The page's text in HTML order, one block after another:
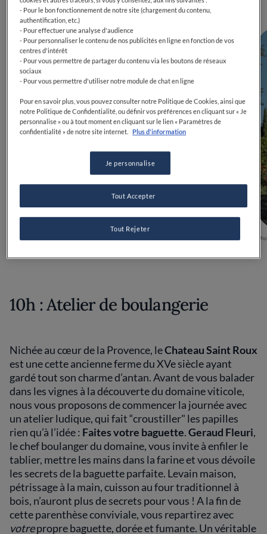
10h : Atelier de boulangerie
Nichée au cœur de la Provence, leChateau Saint Roux
est une cette ancienne ferme du XVe siècle ayant
gardé tout son charme d’antan. Avant de vous balader
dans les vignes à la découverte du domaine viticole,
nous vous proposons de commencer la journée avec
un atelier ludique, qui fait “croustiller" les papilles
rien qu’à l’idée : Faites votre baguette.Geraud Fleuri,
le chef boulanger du domaine, vous invite à enfiler le
tablier, mettre les mains dans la farine et vous dévoile
les secrets de la baguette parfaite. Levain maison,
pétrissage à la main, cuisson au four traditionnel à
bois, n’auront plus de secrets pour vous ! A la fin de
cette parenthèse conviviale, vous repartirez avec
votrepropre baguette, dorée et fumante. Un véritable
- Pour le bon fonctionnement de notre site (chargement du contenu,
authentification, etc.)
- Pour effectuer une analyse d'audience
- Pour personnaliser le contenu de nos publicités en ligne en fonction de vos
centres d'intérêt
- Pour vous permettre de partager du contenu via les boutons de réseaux
sociaux
- Pour vous permettre d'utiliser notre module de chat en ligne
Pour en savoir plus, vous pouvez consulter notre Politique de Cookies, ainsi que
notre Politique de Confidentialité, ou définir vos préférences en cliquant sur « Je
personnalise » ou à tout moment en cliquant sur le lien « Paramètres de
confidentialité » de notre site internet.
Plus d'information
Je personnalise
Tout Rejeter
Tout Accepter